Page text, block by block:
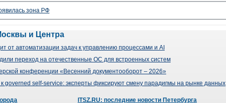
зона РФ
и Центра
от автоматизации задач к управлению процессами и AI
переход на отечественные ОС для встроенных систем
конференции «Весенний документооборот – 2026»
governed self-service: эксперты фиксируют смену парадигмы на рынке данных
ITSZ.RU: последние новости Петербурга